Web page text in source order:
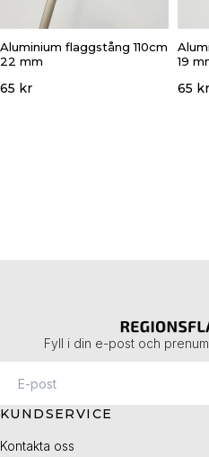
Aluminium flaggstång 110cm
22 mm
65 kr
19
65 kr
Fyll i din e-post och
KUNDSERVICE
Kontakta oss